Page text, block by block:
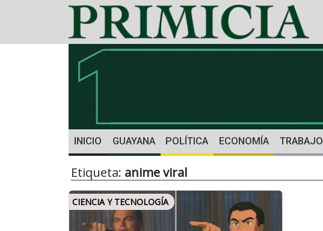
INICIO GUAYANA POLÍTICA ECONOMÍA TRABAJO
Etiqueta: anime viral
CIENCIA Y TECNOLOGÍA